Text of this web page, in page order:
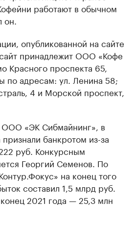
работают в обычном
опубликованной на сайте
принадлежит ООО «Кофе
Красного проспекта 65,
по адресам: ул. Ленина 58;
4 и Морской проспект,
ООО «ЭК Сибмайнинг», в
банкротом из-за
руб. Конкурсным
Георгий Семенов. По
на конец того
составил 1,5 млрд руб.
2021 года — 25,3 млн